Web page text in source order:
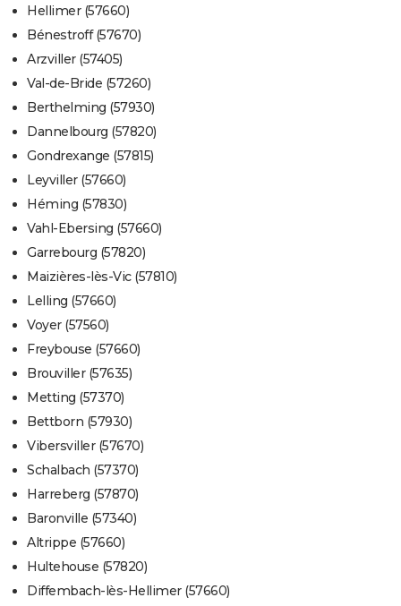
Hellimer (57660)
Bénestroff (57670)
Arzviller (57405)
Val-de-Bride (57260)
Berthelming (57930)
Dannelbourg (57820)
Gondrexange (57815)
Leyviller (57660)
Héming (57830)
Vahl-Ebersing (57660)
Garrebourg (57820)
Maizières-lès-Vic (57810)
Lelling (57660)
Voyer (57560)
Freybouse (57660)
Brouviller (57635)
Metting (57370)
Bettborn (57930)
Vibersviller (57670)
Schalbach (57370)
Harreberg (57870)
Baronville (57340)
Altrippe (57660)
Hultehouse (57820)
Diffembach-lès-Hellimer (57660)